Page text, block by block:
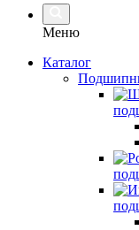
Меню
Каталог